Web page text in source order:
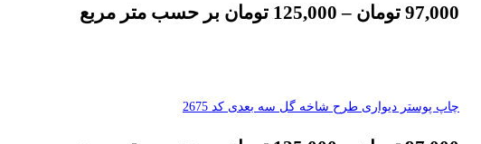
97,000 تومان –
125,000 تومان بر حسب متر مربع
چاپ پوستر دیواری طرح شاخه گل سه بعدی کد 2675